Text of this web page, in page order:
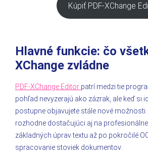
Kúpiť PDF-XChange
Hlavné funkcie: čo
XChange zvládne
PDF-XChange Editor patrí medzi tie
pohľad nevyzerajú ako zázrak, ale keď si
postupne objavujete stále nové
rozhodne dostačujúci aj na profesionálne
základných úprav textu až po pokročilé
spracovanie stoviek dokumentov.